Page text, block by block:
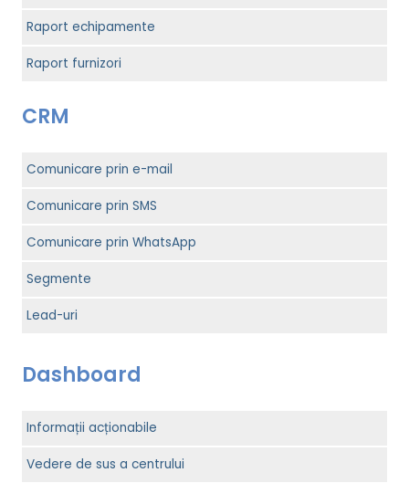
Raport echipamente
Raport furnizori
CRM
Comunicare prin e-mail
Comunicare prin SMS
Comunicare prin WhatsApp
Segmente
Lead-uri
Dashboard
Informații acționabile
Vedere de sus a centrului